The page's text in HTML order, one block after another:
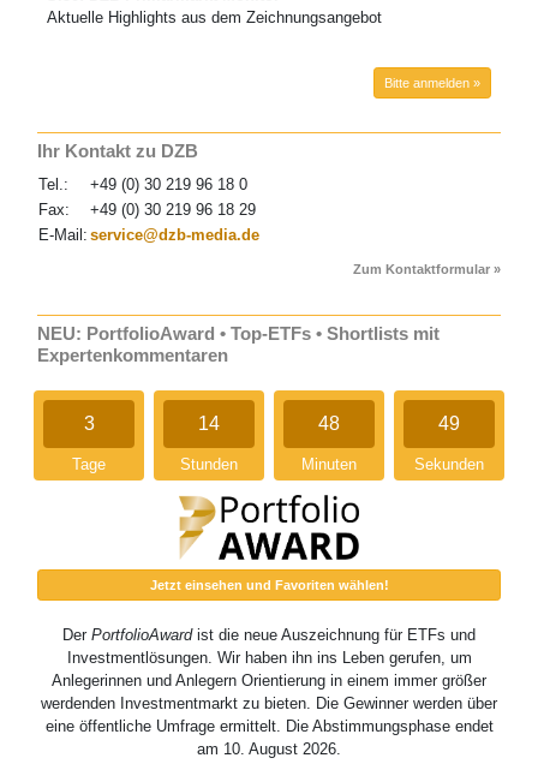
Aktuelle Highlights aus dem Zeichnungsangebot
Bitte anmelden »
Ihr Kontakt zu DZB
Tel.:
+49 (0) 30 219 96 18 0
Fax:
+49 (0) 30 219 96 18 29
E-Mail: service@dzb-media.de
Zum Kontaktformular »
NEU: PortfolioAward • Top-ETFs • Shortlists mit
Expertenkommentaren
3
Tage
14
Stunden
48
Minuten
49
Sekunden
Jetzt einsehen und Favoriten wählen!
Der PortfolioAwardist die neue Auszeichnung für ETFs und
Investmentlösungen. Wir haben ihn ins Leben gerufen, um
Anlegerinnen und Anlegern Orientierung in einem immer größer
werdenden Investmentmarkt zu bieten. Die Gewinner werden über
eine öffentliche Umfrage ermittelt. Die Abstimmungsphase endet
am 10. August 2026.